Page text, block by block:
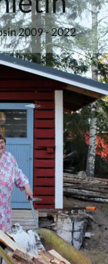
ja elämänmakuisia
alkuperäisessä
asioista
näkökulmilla
lukkiintuneesta
ajalta kristillisen